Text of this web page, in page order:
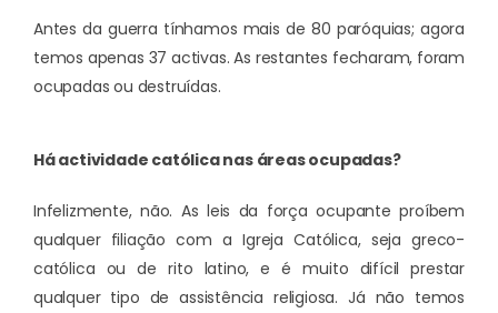
Antes da guerra tínhamos mais de 80 paróquias; agora
temos apenas 37 activas. As restantes fecharam, foram
ocupadas ou destruídas.
Há actividade católica nas áreas ocupadas?
Infelizmente, não. As leis da força ocupante proíbem
qualquer filiação com a Igreja Católica, seja greco-
católica ou de rito latino, e é muito difícil prestar
qualquer tipo de assistência religiosa. Já não temos